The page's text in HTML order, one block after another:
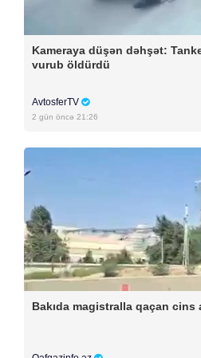
Kameraya düşən dəhşət:
vurub öldürdü
AvtosferTV
2 gün öncə 21:26
Bakıda magistralla qaçan cins